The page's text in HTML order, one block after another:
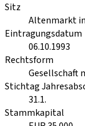
Sitz
Altenmarkt
Eintragungsdatum
06.10.1993
Rechtsform
Gesellschaft
Stichtag
31.1.
Stammkapital